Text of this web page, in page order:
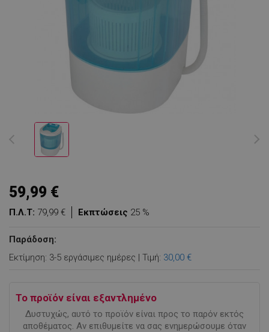
Εκπτώσεις 25 %
Π.Λ.Τ: 79,99 €
59,99 €
Παράδοση:
Εκτίμηση: 3-5 εργάσιμες ημέρες | Τιμή: 30,00 €
Το προϊόν είναι εξαντλημένο
Δυστυχώς, αυτό το προϊόν είναι προς το παρόν εκτός
αποθέματος. Αν επιθυμείτε να σας ενημερώσουμε όταν